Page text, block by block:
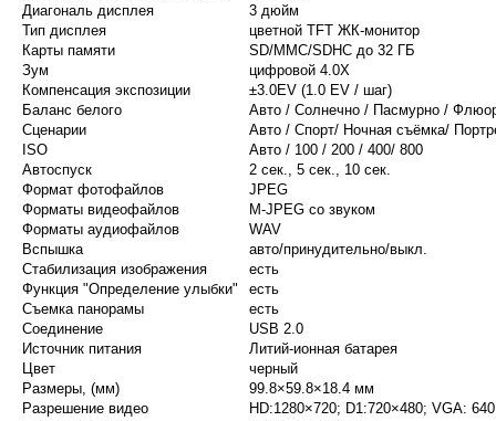
Диагональ дисплея
3 дюйм
Тип дисплея
цветной TFT ЖК-монитор
Карты памяти
SD/MMC/SDHC до 32 ГБ
Зум
цифровой 4.0X
Компенсация экспозиции
±3.0EV (1.0 EV / шаг)
Баланс белого
Авто / Солнечно / Пасмурно /
Сценарии
Авто / Спорт/ Ночная съёмка/
ISO
Авто / 100 / 200 / 400/ 800
Автоспуск
2 сек., 5 сек., 10 сек.
Формат фотофайлов
JPEG
Форматы видеофайлов
M-JPEG со звуком
Форматы аудиофайлов
WAV
Вспышка
авто/принудительно/выкл.
Стабилизация изображения
есть
Функция "Определение улыбки"
есть
Съемка панорамы
есть
Соединение
USB 2.0
Источник питания
Литий-ионная батарея
Цвет
черный
Размеры, (мм)
99.8×59.8×18.4 мм
Разрешение видео
HD:1280×720; D1:720×480; VGA: